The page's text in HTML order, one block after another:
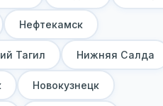
Нефтекамск
Тагил Нижняя Салда
Новокузнецк